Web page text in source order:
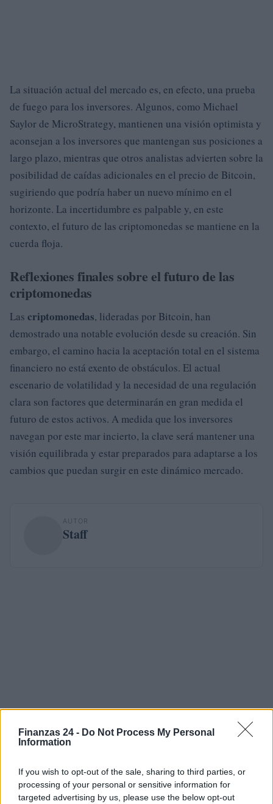
Finanzas 24 - Do Not Process My Personal
Information
If you wish to opt-out of the sale, sharing to third parties, or
processing of your personal or sensitive information for
targeted advertising by us, please use the below opt-out
La situación actual del mercado es, en efecto, una prueba
de fuego para los inversores. Algunos, como Michael
Saylor de MicroStrategy, mantienen una visión optimista y
aconsejan a los inversores que mantengan sus posiciones a
largo plazo, mientras que otros analistas advierten sobre la
posibilidad de caídas adicionales en el precio de Bitcoin,
sugiriendo que podría haber un nuevo mínimo en el
horizonte. La incertidumbre es palpable y, en este
contexto, el futuro de las criptomonedas se mantiene en la
cuerda floja.
Reflexiones finales sobre el futuro de las
criptomonedas
Las criptomonedas, lideradas por Bitcoin, han
demostrado una notable evolución desde su creación. Sin
embargo, el camino hacia la aceptación total en el sistema
financiero no está exento de obstáculos. El actual
escenario de volatilidad y la necesidad de una regulación
clara son factores que determinarán en gran medida el
futuro de estos activos. A medida que los inversores
navegan por este mar incierto, la clave será mantener una
visión equilibrada y estar preparados para adaptarse a los
cambios que puedan surgir en este dinámico mercado.
AUTOR
Staff